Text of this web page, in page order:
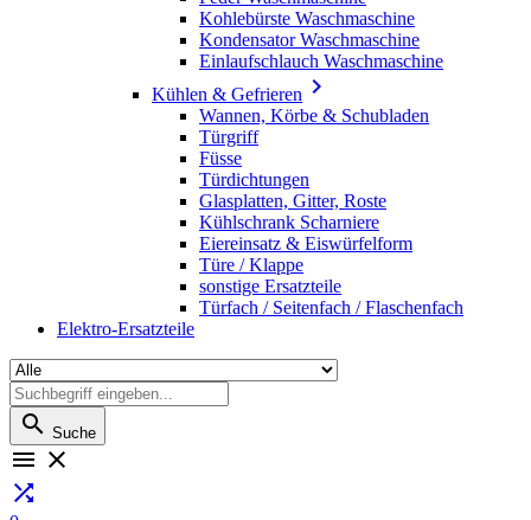
Kohlebürste Waschmaschine
Kondensator Waschmaschine
Einlaufschlauch Waschmaschine
Kühlen & Gefrieren 
Wannen, Körbe & Schubladen
Türgriff
Füsse
Türdichtungen
Glasplatten, Gitter, Roste
Kühlschrank Scharniere
Eiereinsatz & Eiswürfelform
Türe / Klappe
sonstige Ersatzteile
Türfach / Seitenfach / Flaschenfach
Elektro-Ersatzteile
 Suche
 
